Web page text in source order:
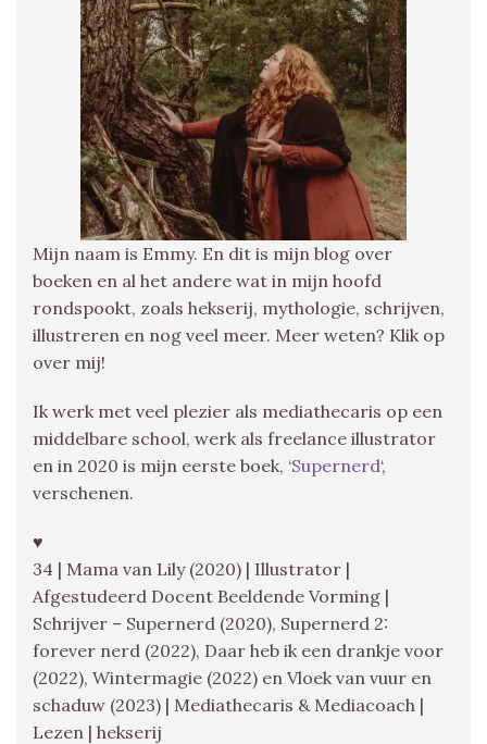
Mijn naam is Emmy. En dit is mijn blog over
boeken en al het andere wat in mijn hoofd
rondspookt, zoals hekserij, mythologie, schrijven,
illustreren en nog veel meer. Meer weten? Klik op
over mij!
Ik werk met veel plezier als mediathecaris op een
middelbare school, werk als freelance illustrator
en in 2020 is mijn eerste boek, ‘Supernerd‘,
verschenen.
♥
34 | Mama van Lily (2020) | Illustrator |
Afgestudeerd Docent Beeldende Vorming |
Schrijver – Supernerd (2020), Supernerd 2:
forever nerd (2022), Daar heb ik een drankje voor
(2022), Wintermagie (2022) en Vloek van vuur en
schaduw (2023) | Mediathecaris & Mediacoach |
Lezen | hekserij